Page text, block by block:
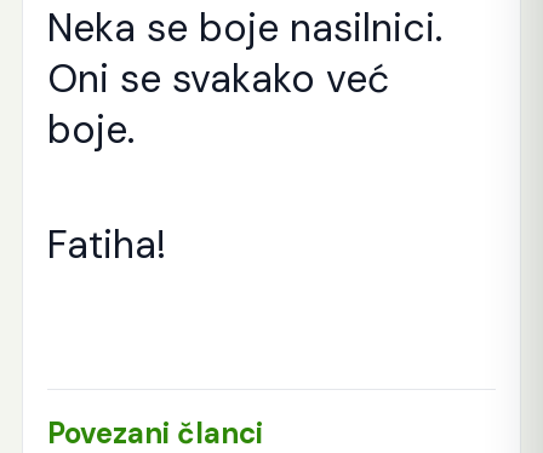
Neka se boje nasilnici.
Oni se svakako već
boje.
Fatiha!
Povezani članci